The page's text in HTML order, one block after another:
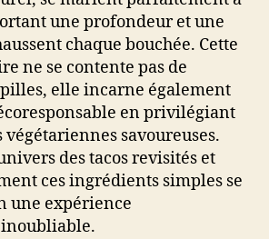
une profondeur et une
chaque bouchée. Cette
ne se contente pas de
elle incarne également
en privilégiant
savoureuses.
des tacos revisités et
ces ingrédients simples se
une expérience